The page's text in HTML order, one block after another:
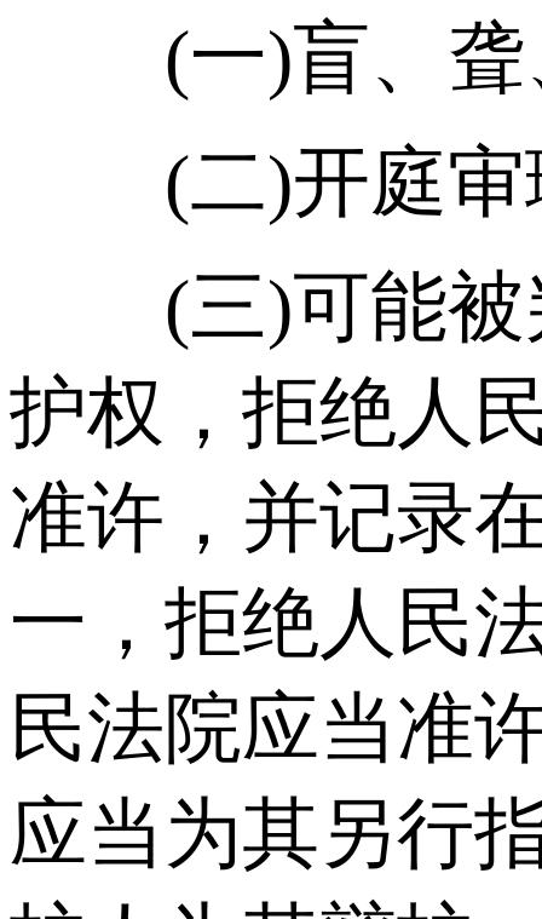
(一)盲、聋
(二)开庭审
(三)可能被判
护权，拒绝人
准许，并记录
一，拒绝人民
民法院应当准
应当为其另行